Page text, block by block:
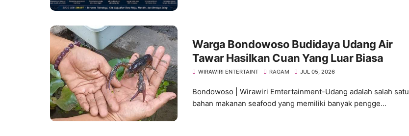
Warga Bondowoso Budidaya Udang Air
Tawar Hasilkan Cuan Yang Luar Biasa
WIRAWIRI ENTERTAINT RAGAM JUL 05, 2026
Bondowoso | Wirawiri Emtertainment-Udang adalah salah satu
bahan makanan seafood yang memiliki banyak pengge...